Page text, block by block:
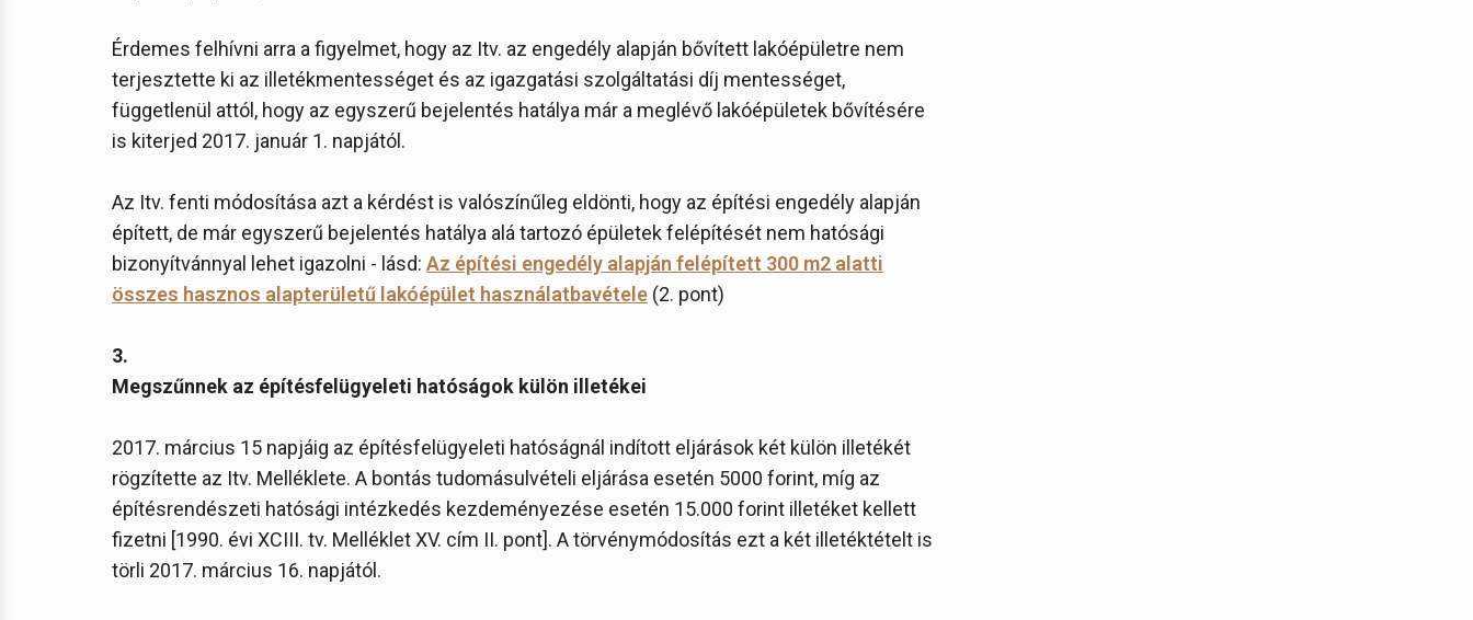
Érdemes felhívni arra a figyelmet, hogy az Itv. az engedély alapján bővített lakóépületre nem
terjesztette ki az illetékmentességet és az igazgatási szolgáltatási díj mentességet,
függetlenül attól, hogy az egyszerű bejelentés hatálya már a meglévő lakóépületek bővítésére
is kiterjed 2017. január 1. napjától.
Az Itv. fenti módosítása azt a kérdést is valószínűleg eldönti, hogy az építési engedély alapján
épített, de már egyszerű bejelentés hatálya alá tartozó épületek felépítését nem hatósági
bizonyítvánnyal lehet igazolni - lásd: Az építési engedély alapján felépített 300 m2 alatti
összes hasznos alapterületű lakóépület használatbavétele (2. pont)
3.
Megszűnnek az építésfelügyeleti hatóságok külön illetékei
2017. március 15 napjáig az építésfelügyeleti hatóságnál indított eljárások két külön illetékét
rögzítette az Itv. Melléklete. A bontás tudomásulvételi eljárása esetén 5000 forint, míg az
építésrendészeti hatósági intézkedés kezdeményezése esetén 15.000 forint illetéket kellett
fizetni [1990. évi XCIII. tv. Melléklet XV. cím II. pont]. A törvénymódosítás ezt a két illetéktételt is
törli 2017. március 16. napjától.